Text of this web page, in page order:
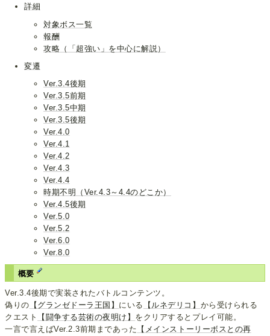
詳細
対象ボス一覧
報酬
攻略（「超強い」を中心に解説）
変遷
Ver.3.4後期
Ver.3.5前期
Ver.3.5中期
Ver.3.5後期
Ver.4.0
Ver.4.1
Ver.4.2
Ver.4.3
Ver.4.4
時期不明（Ver.4.3～4.4のどこか）
Ver.4.5後期
Ver.5.0
Ver.5.2
Ver.6.0
Ver.8.0
概要
Ver.3.4後期で実装されたバトルコンテンツ。
偽りの 【グランゼドーラ王国】 にいる 【ルネデリコ】 から受けられる
クエスト
【闘争する芸術の夜明け】 をクリアするとプレイ可能。
一言で言えばVer.2.3前期まであった 【メインストーリーボスとの再